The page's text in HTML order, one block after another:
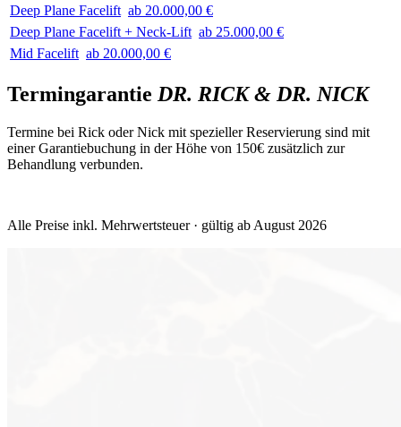
Deep Plane Facelift ab 20.000,00 €
Deep Plane Facelift + Neck-Lift ab 25.000,00 €
Mid Facelift ab 20.000,00 €
Termingarantie DR. RICK & DR. NICK
Termine bei Rick oder Nick mit spezieller Reservierung sind mit
einer Garantiebuchung in der Höhe von 150€ zusätzlich zur
Behandlung verbunden.
Alle Preise inkl. Mehrwertsteuer · gültig ab August 2026